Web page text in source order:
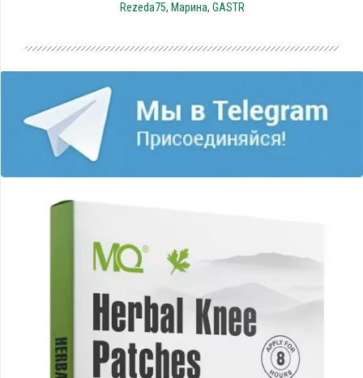
Rezeda75, Марина, GASTR